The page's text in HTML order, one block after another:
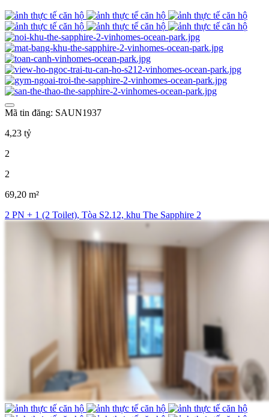
Mã tin đăng: SAUN1937
4,23 tỷ
2
2
69,20 m²
2 PN + 1 (2 Toilet), Tòa S2.12, khu The Sapphire 2